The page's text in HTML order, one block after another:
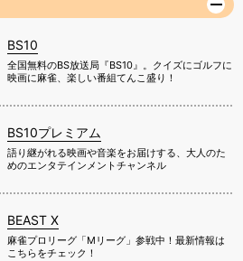
BS10
全国無料のBS放送局『BS10』。クイズにゴルフに
映画に麻雀、楽しい番組てんこ盛り！
BS10プレミアム
語り継がれる映画や音楽をお届けする、大人のた
めのエンタテインメントチャンネル
BEAST X
麻雀プロリーグ「Mリーグ」参戦中！最新情報は
こちらをチェック！